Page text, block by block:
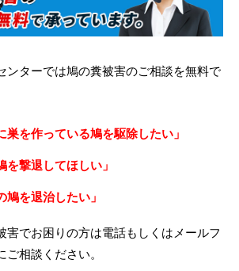
ンターでは鳩の糞被害のご相談を無料で
巣を作っている鳩を駆除したい」
を撃退してほしい」
鳩を退治したい」
害でお困りの方は電話もしくはメールフ
ご相談ください。